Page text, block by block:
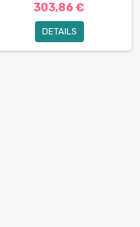
303,86 €
DETAILS